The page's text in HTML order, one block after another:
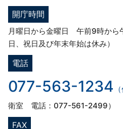
開庁時間
月曜日から金曜日 午前9時から
日、祝日及び年末年始は休み）
電話
077-563-1234
衛室 電話：077-561-2499）
FAX